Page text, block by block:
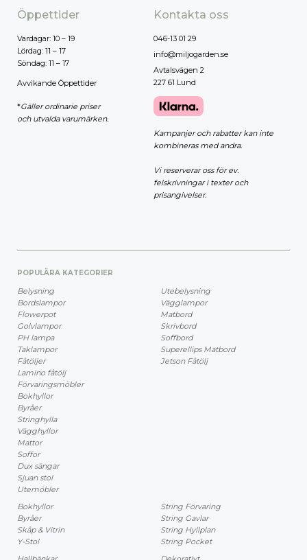
Öppettider
Vardagar: 10 – 19
Lördag: 11 – 17
Söndag: 11 – 17
Avvikande Öppettider
*Gäller ordinarie priser
och utvalda varumärken.
Kontakta oss
046-13 01 29
info@miljogarden.se
Avtalsvägen 2
227 61 Lund
Kampanjer och rabatter kan inte
kombineras med andra.
Vi reserverar oss för ev.
felskrivningar i texter och
prisangivelser.
POPULÄRA KATEGORIER
Belysning
Bordslampor
Flowerpot
Golvlampor
PH lampa
Taklampor
Fåtöljer
Lamino fåtölj
Förvaringsmöbler
Bokhyllor
Byråer
Stringhylla
Vägghyllor
Mattor
Soffor
Dux sängar
Sjuan stol
Utemöbler
Utebelysning
Vägglampor
Matbord
Skrivbord
Soffbord
Superellips Matbord
Jetson Fåtölj
Bokhyllor
Byråer
Skåp & Vitrin
Y-Stol
String Förvaring
String Gavlar
String Hyllplan
String Pocket